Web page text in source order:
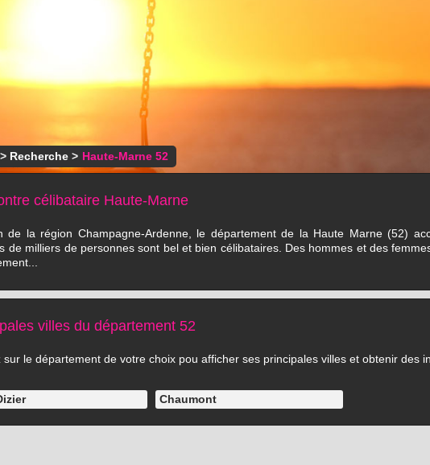
> Recherche > Haute-Marne 52
célibataire Haute-Marne
de la région Champagne-Ardenne, le département de la Haute Marne (52)
de milliers de personnes sont bel et bien célibataires. Des hommes et des
villes du département 52
sur le département de votre choix pou afficher ses principales villes et obtenir des
Chaumont